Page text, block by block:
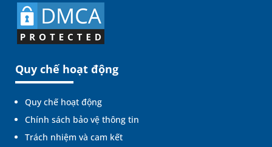
Quy chế hoạt động
Quy chế hoạt động
Chính sách bảo vệ thông tin
Trách nhiệm và cam kết